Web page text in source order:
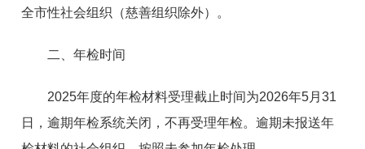
全市性社会组织（慈善组织除外）。
二、年检时间
2025年度的年检材料受理截止时间为2026年5月31
日，逾期年检系统关闭，不再受理年检。逾期未报送年